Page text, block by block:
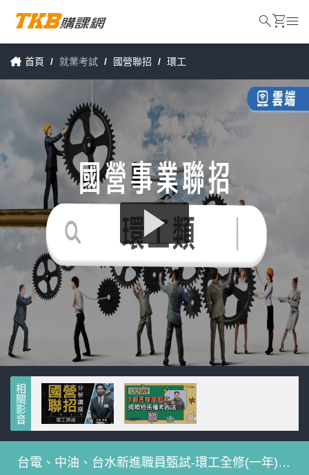
首頁 / 就業考試 / 國營聯招 / 環工
台電、中油、台水新進職員甄試-環工全修(一年)-
相關影音
searchshopping_cartmenu